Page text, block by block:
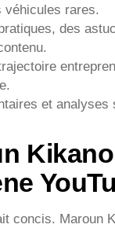
véhicules rares.
des
et
concis. Maroun